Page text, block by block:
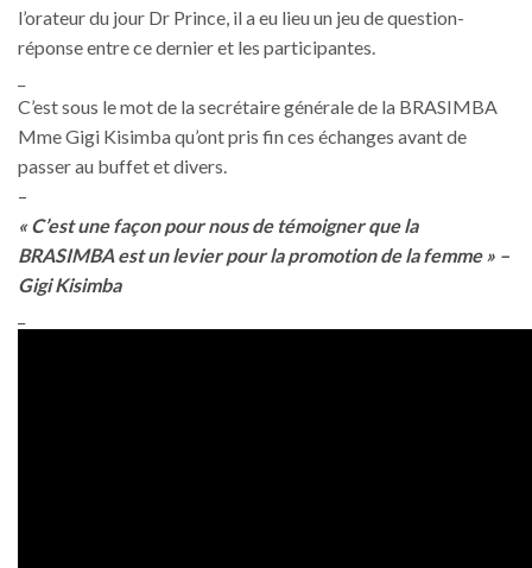
l’orateur du jour Dr Prince, il a eu lieu un jeu de question-
réponse entre ce dernier et les participantes.
C’est sous le mot de la secrétaire générale de la BRASIMBA
Mme Gigi Kisimba qu’ont pris fin ces échanges avant de
passer au buffet et divers.
–
« C’est une façon pour nous de témoigner que la
BRASIMBA est un levier pour la promotion de la femme » –
Gigi Kisimba